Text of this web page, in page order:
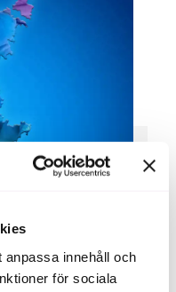
innehåll och
för sociala